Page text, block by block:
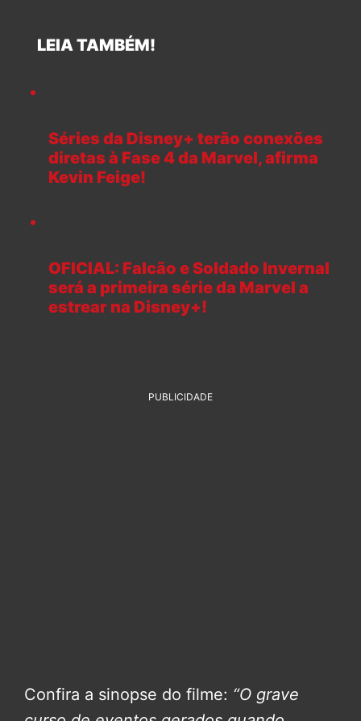
LEIA TAMBÉM!
Séries da Disney+ terão conexões
diretas à Fase 4 da Marvel, afirma
Kevin Feige!
OFICIAL: Falcão e Soldado Invernal
será a primeira série da Marvel a
estrear na Disney+!
PUBLICIDADE
Confira a sinopse do filme: “O grave